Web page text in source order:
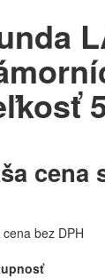
cena
cena bez DPH